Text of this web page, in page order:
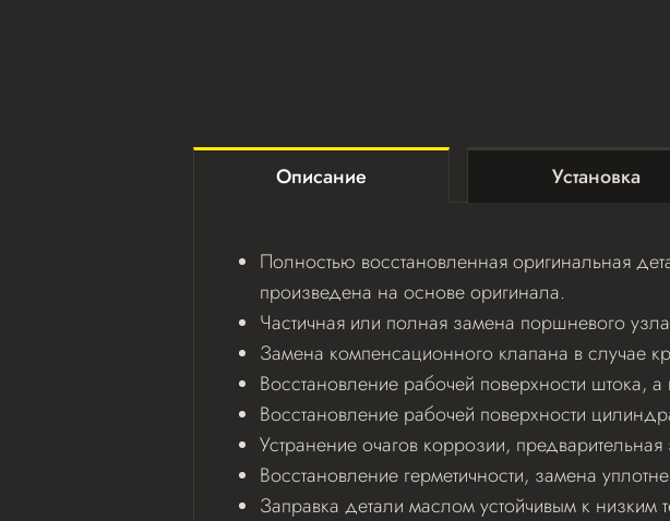
Описание Установка
Полностью восстановленная оригинальная
произведена на основе оригинала.
Частичная или полная замена поршневого узла
Замена компенсационного клапана в случае
Восстановление рабочей поверхности штока,
Восстановление рабочей поверхности
Устранение очагов коррозии, предварительная
Восстановление герметичности, замена
Заправка детали маслом устойчивым к